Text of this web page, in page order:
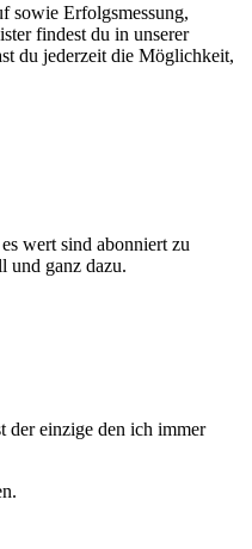
sowie Erfolgsmessung,
findest du in unserer
du jederzeit die Möglichkeit,
wert sind abonniert zu
und ganz dazu.
der einzige den ich immer